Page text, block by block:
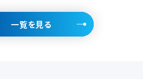
一覧を見る